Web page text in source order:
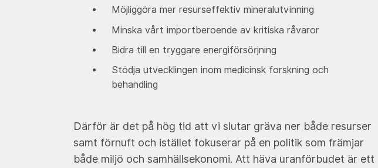
Möjliggöra mer resurseffektiv mineralutvinning
Minska vårt importberoende av kritiska råvaror
Bidra till en tryggare energiförsörjning
Stödja utvecklingen inom medicinsk forskning och
behandling
Därför är det på hög tid att vi slutar gräva ner både resurser
samt förnuft och istället fokuserar på en politik som främjar
både miljö och samhällsekonomi. Att häva uranförbudet är ett